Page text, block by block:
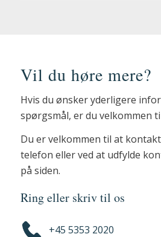
Vil du høre mere?
Hvis du ønsker yderligere
spørgsmål, er du velkommen
Du er velkommen til at
telefon eller ved at udfylde
på siden.
Ring eller skriv til os
+45 5353 2020